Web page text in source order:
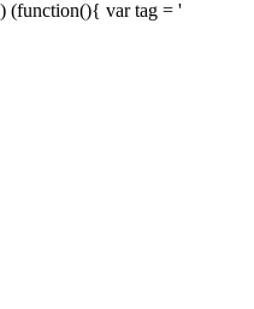
) (function(){ var tag = '